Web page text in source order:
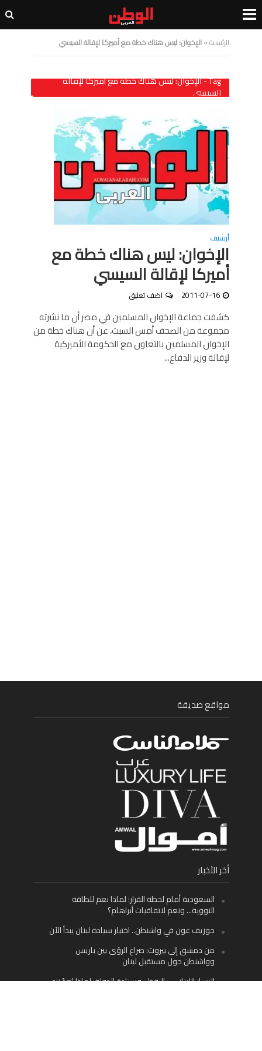
الرئيسية»الإخوان: ليس هناك خطة مع أميركا لإقالة السيسي
Tag - الإخوان: ليس هناك خطة مع أميركا لإقالة
السيسي
أرشيف
الإخوان: ليس هناك خطة مع
أميركا لإقالة السيسي
2011-07-16 اضف تعليق
كشفت جماعة الإخوان المسلمين في مصر أن ما نشرته
مجموعة من الصحف أمس السبت، عن أن هناك خطة من
الإخوان المسلمين بالتعاون مع الحكومة الأميركية
لإقالة وزير الدفاع...
مواقع صديقة
أخر الأخبار
السعودية أمام لحظة القرار: لماذا نعم للطاقة
النووية… ونعم لاتفاقيات أبراهام؟
جوزيف عون في واشنطن.. اختبار سيادة لبنان يبدأ الآن
من دمشق إلى بيروت: صراع الرؤى بين باريس
وواشنطن حول مستقبل لبنان
اليسار اللبناني «اليقظ» وسيادة الدولة: لماذا يُعدّ نزع